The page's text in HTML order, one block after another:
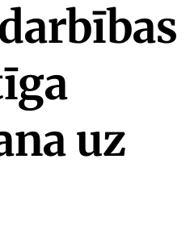
uz